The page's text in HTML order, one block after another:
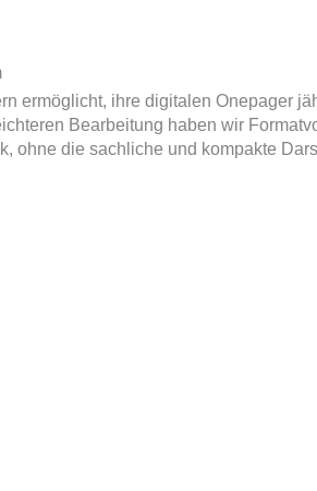
ermöglicht, ihre digitalen Onepager
Bearbeitung haben wir
ohne die sachliche und kompakte